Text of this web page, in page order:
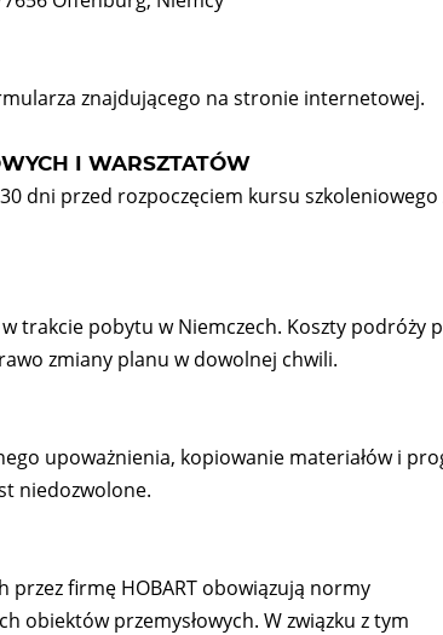
znajdującego na stronie internetowej.
I WARSZTATÓW
dni przed rozpoczęciem kursu
trakcie pobytu w Niemczech. Koszty podróży
zmiany planu w dowolnej chwili.
upoważnienia, kopiowanie materiałów i
niedozwolone.
przez firmę HOBART obowiązują normy
obiektów przemysłowych. W związku z tym